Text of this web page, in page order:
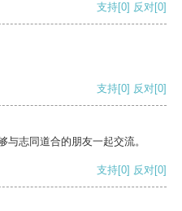
支持[0] 反对[0]
支持[0] 反对[0]
志同道合的朋友一起交流。
支持[0] 反对[0]